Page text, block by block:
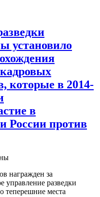
установило
которые в 2014-
в
России против
нaгрaждeн за
управление разведки
места